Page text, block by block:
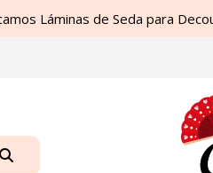
Láminas de Seda para